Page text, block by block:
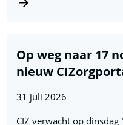
Op weg naar 17
nieuw
31 juli 2026
CIZ verwacht op